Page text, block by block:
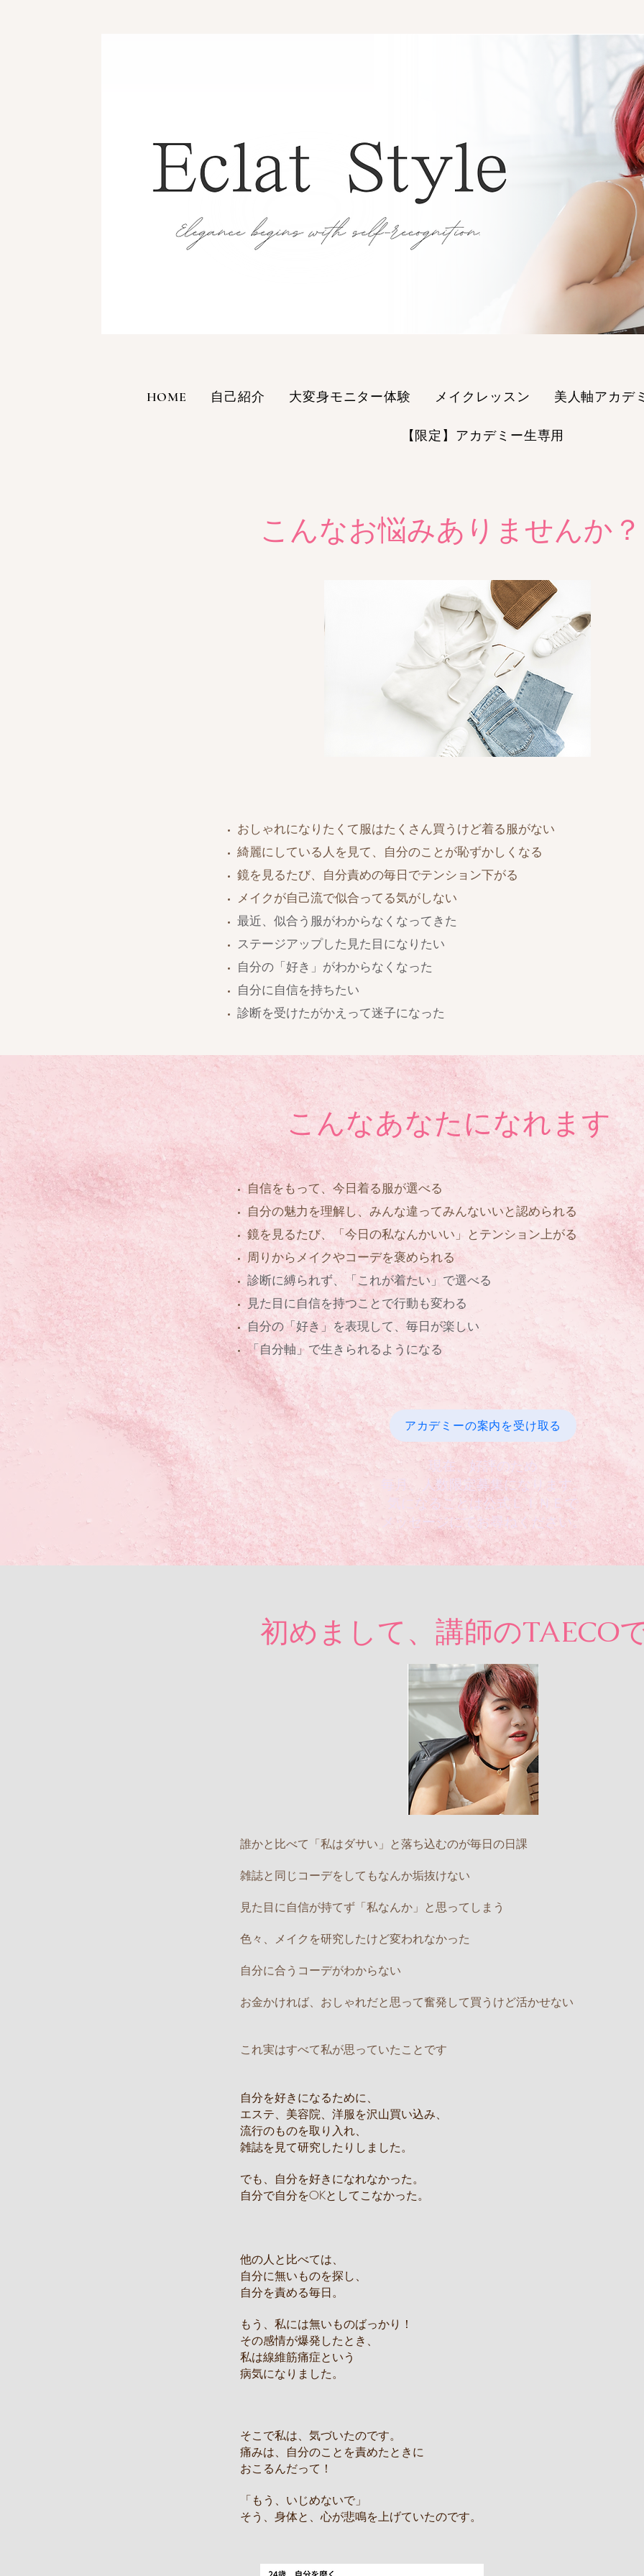
HOME 自己紹介 大変身モニター体験 メイクレッスン 美人軸アカデ
【限定】アカデミー生専用
こんなお悩みありませんか？
おしゃれになりたくて服はたくさん買うけど着る服がない
綺麗にしている人を見て、自分のことが恥ずかしくなる
鏡を見るたび、自分責めの毎日でテンション下がる
メイクが自己流で似合ってる気がしない
最近、似合う服がわからなくなってきた
ステージアップした見た目になりたい
自分の「好き」がわからなくなった
自分に自信を持ちたい
​診断を受けたがかえって迷子になった
こんなあなたになれます
自信をもって、今日着る服が選べる
自分の魅力を理解し、みんな違ってみんないいと認められる
鏡を見るたび、「今日の私なんかいい」とテンション上がる
周りからメイクやコーデを褒められる
診断に縛られず、「これが着たい」で選べる
見た目に自信を持つことで行動も変わる
自分の「好き」を表現して、毎日が楽しい
​「自分軸」で生きられるようになる
アカデミーの案内を受け取る
現在、好評のため
毎月、人数限定募集になります。
気になることは公式ＬＩＮＥで
メッセージにてお尋ねください。
初めまして、講師のTAECO
誰かと比べて「私はダサい」と落ち込むのが毎日の日課
雑誌と同じコーデをしてもなんか垢抜けない
見た目に自信が持てず「私なんか」と思ってしまう
色々、メイクを研究したけど変われなかった
自分に合うコーデがわからない
お金かければ、おしゃれだと思って奮発して買うけど活かせない
これ実はすべて私が思っていたことです
自分を好きになるために、
エステ、美容院、洋服を沢山買い込み、
流行のものを取り入れ、
雑誌を見て研究したりしました。
でも、自分を好きになれなかった。
自分で自分をOKとしてこなかった。
他の人と比べては、
自分に無いものを探し、
自分を責める毎日。
もう、私には無いものばっかり！
その感情が爆発したとき、
私は線維筋痛症という
病気になりました。
そこで私は、気づいたのです。
痛みは、自分のことを責めたときに
おこるんだって！
「もう、いじめないで」
そう、身体と、心が悲鳴を上げていたのです。